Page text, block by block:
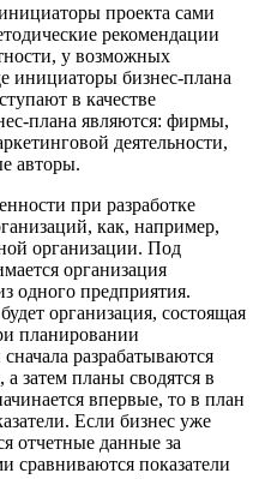
проекта сами
рекомендации
у возможных
инициаторы бизнес-плана
в качестве
плана являются: фирмы,
деятельности,
авторы.
при разработке
как, например,
организации. Под
организация
одного предприятия.
организация, состоящая
планировании
разрабатываются
затем планы сводятся в
впервые, то в план
Если бизнес уже
отчетные данные за
сравниваются показатели